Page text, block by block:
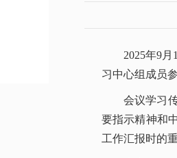
2025年9
习中心组成员
会议学习
要指示精神和
工作汇报时的